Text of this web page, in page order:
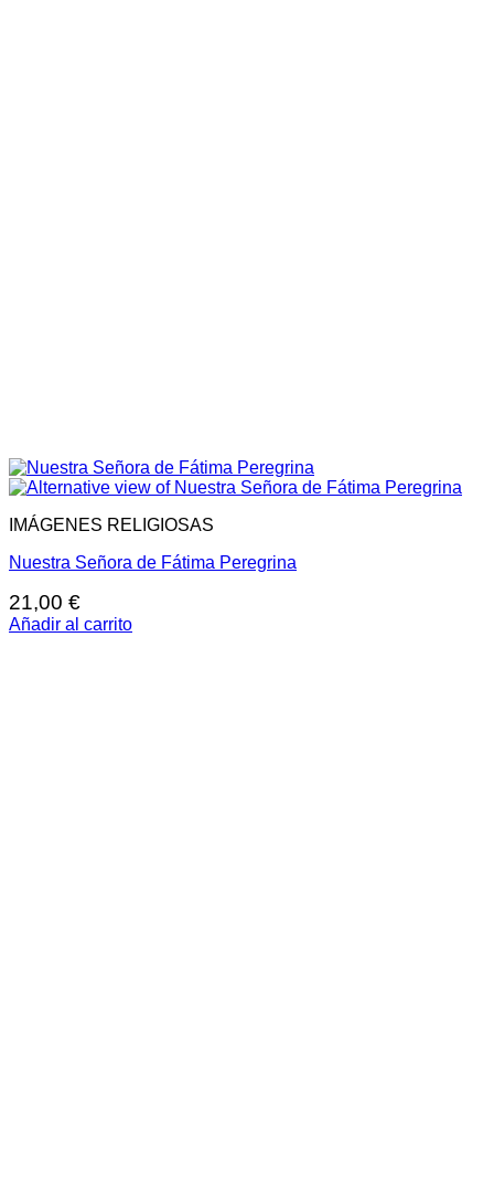
IMÁGENES RELIGIOSAS
Nuestra Señora de Fátima Peregrina
21,00 €
Añadir al carrito